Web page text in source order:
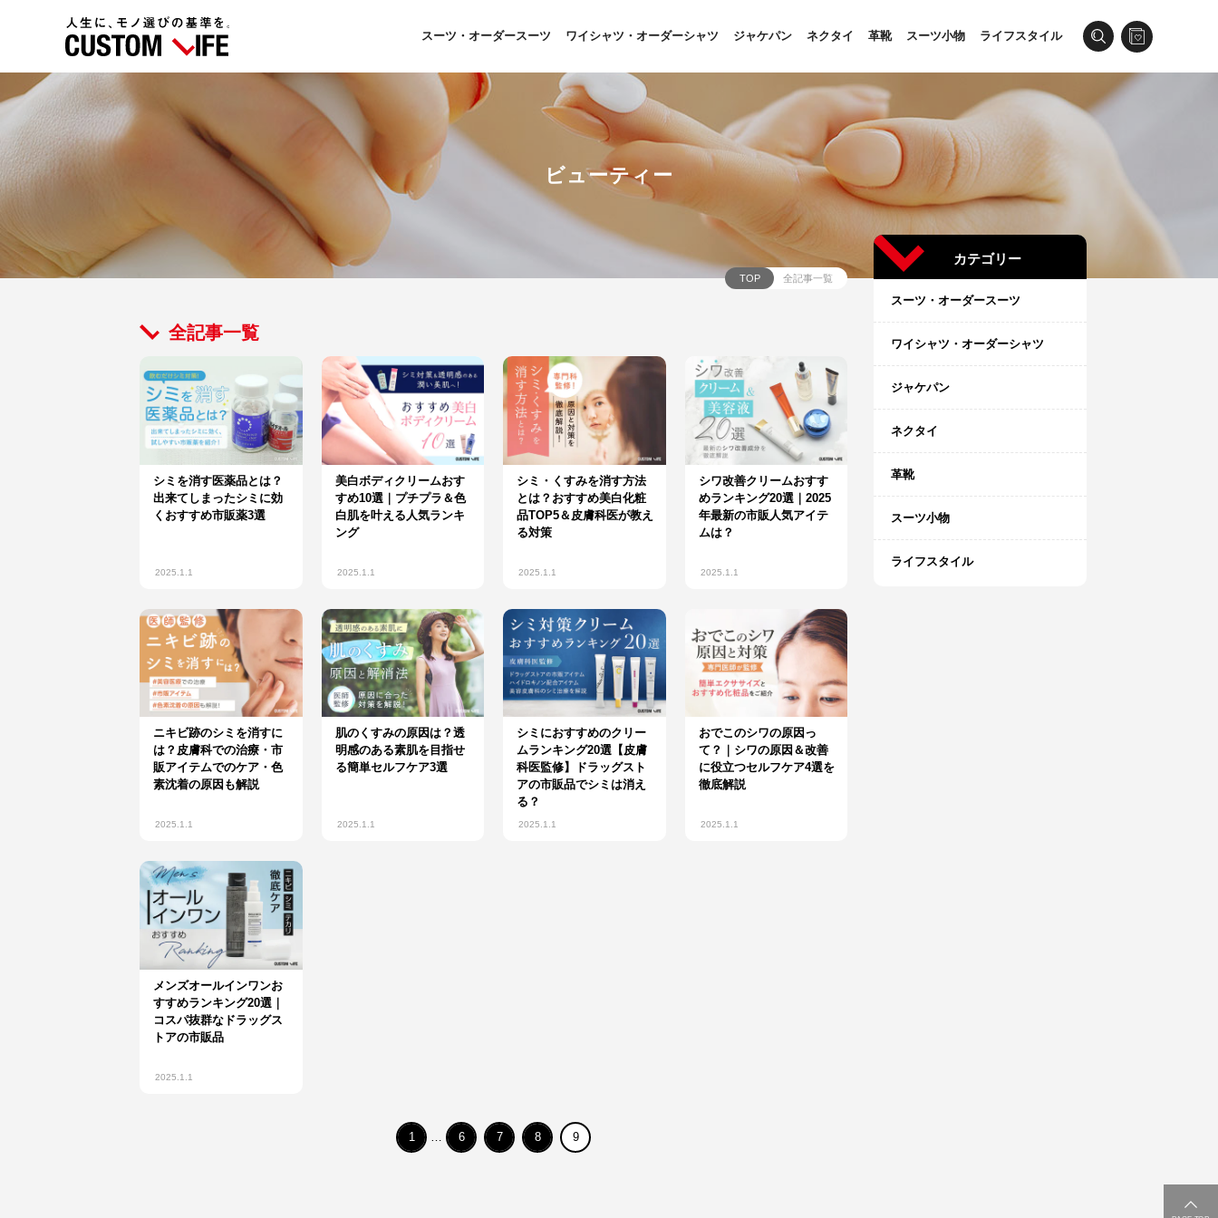
スーツ・オーダースーツ ワイシャツ・オーダーシャツ ジャケパン ネクタイ 革靴 スーツ小物 ライフスタイル
ビューティー
TOP 全記事一覧
全記事一覧
シミを消す医薬品とは？
出来てしまったシミに効
くおすすめ市販薬3選
2025.1.1
美白ボディクリームおす
すめ10選｜プチプラ＆色
白肌を叶える人気ランキ
ング
2025.1.1
シミ・くすみを消す方法
とは？おすすめ美白化粧
品TOP5＆皮膚科医が教え
る対策
2025.1.1
シワ改善クリームおすす
めランキング20選｜2025
年最新の市販人気アイテ
ムは？
2025.1.1
ニキビ跡のシミを消すに
は？皮膚科での治療・市
販アイテムでのケア・色
素沈着の原因も解説
2025.1.1
肌のくすみの原因は？透
明感のある素肌を目指せ
る簡単セルフケア3選
2025.1.1
シミにおすすめのクリー
ムランキング20選【皮膚
科医監修】ドラッグスト
アの市販品でシミは消え
る？
2025.1.1
おでこのシワの原因っ
て？｜シワの原因＆改善
に役立つセルフケア4選を
徹底解説
2025.1.1
メンズオールインワンお
すすめランキング20選｜
コスパ抜群なドラッグス
トアの市販品
2025.1.1
1 … 6 7 8 9
カテゴリー
スーツ・オーダースーツ
ワイシャツ・オーダーシャツ
ジャケパン
ネクタイ
革靴
スーツ小物
ライフスタイル